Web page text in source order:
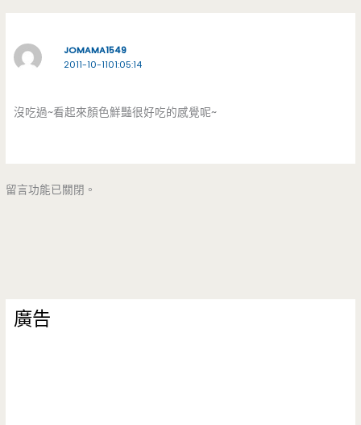
JOMAMA1549
2011-10-1101:05:14
沒吃過~看起來顏色鮮豔很好吃的感覺呢~
留言功能已關閉。
廣告